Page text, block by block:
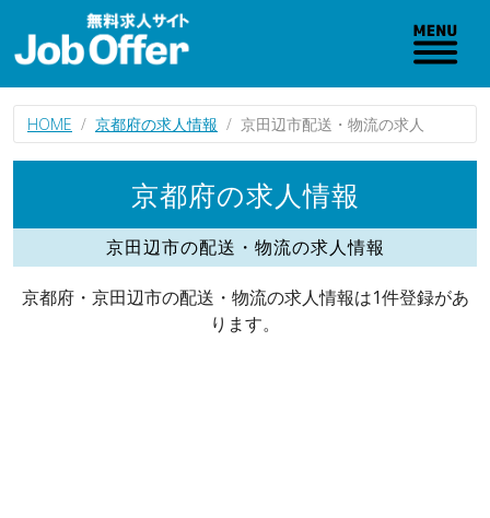
HOME 京都府の求人情報 京田辺市配送・物流の求人
京都府の求人情報
京田辺市の配送・物流の求人情報
京都府・京田辺市の配送・物流の求人情報は1件登録があ
ります。